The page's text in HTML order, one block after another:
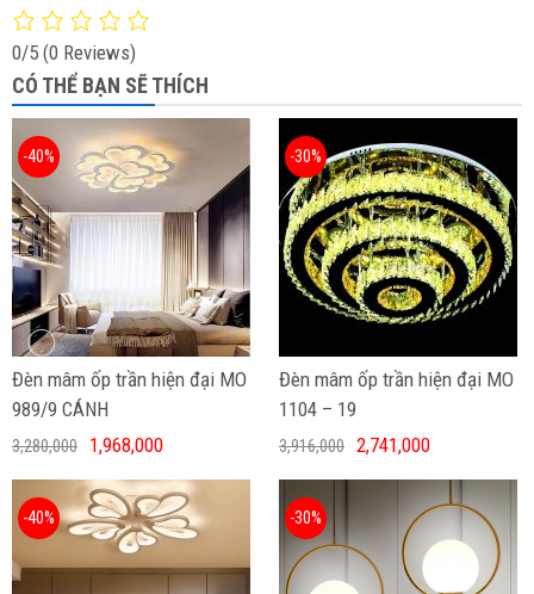
0/5 (0 Reviews)
CÓ THỂ BẠN SẼ THÍCH
Đèn mâm ốp trần hiện đại MO
989/9 CÁNH
-40%
3,280,000 1,968,000
Đèn mâm ốp trần hiện đại MO
1104 – 19
-30%
3,916,000 2,741,000
-40% -30%